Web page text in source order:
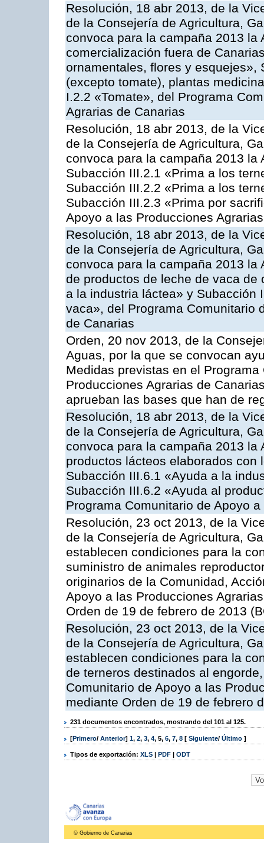
Resolución, 18 abr 2013, de la
de la Consejería de Agricultura,
convoca para la campaña 2013 la
comercialización fuera de
ornamentales, flores y esquejes»,
(excepto tomate), plantas
I.2.2 «Tomate», del Programa
Agrarias de Canarias
Resolución, 18 abr 2013, de la
de la Consejería de Agricultura,
convoca para la campaña 2013
Subacción III.2.1 «Prima a los
Subacción III.2.2 «Prima a los
Subacción III.2.3 «Prima por
Apoyo a las Producciones
Resolución, 18 abr 2013, de la
de la Consejería de Agricultura,
convoca para la campaña 2013
de productos de leche de vaca
a la industria láctea» y Subacción
vaca», del Programa Comunitario
de Canarias
Orden, 20 nov 2013, de la
Aguas, por la que se convocan
Medidas previstas en el
Producciones Agrarias de
aprueban las bases que han de
Resolución, 18 abr 2013, de la
de la Consejería de Agricultura,
convoca para la campaña 2013
productos lácteos elaborados
Subacción III.6.1 «Ayuda a la
Subacción III.6.2 «Ayuda al
Programa Comunitario de Apoyo
Resolución, 23 oct 2013, de la
de la Consejería de Agricultura,
establecen condiciones para la
suministro de animales
originarios de la Comunidad,
Apoyo a las Producciones
Orden de 19 de febrero de 2013
Resolución, 23 oct 2013, de la
de la Consejería de Agricultura,
establecen condiciones para la
de terneros destinados al
Comunitario de Apoyo a las
mediante Orden de 19 de febrero
231 documentos encontrados, mostrando del 101 al 125.
[Primero/ Anterior] 1, 2, 3, 4, 5, 6, 7, 8 [ Siguiente/ Último ]
Tipos de exportación: XLS | PDF | ODT
© Gobierno de Canarias